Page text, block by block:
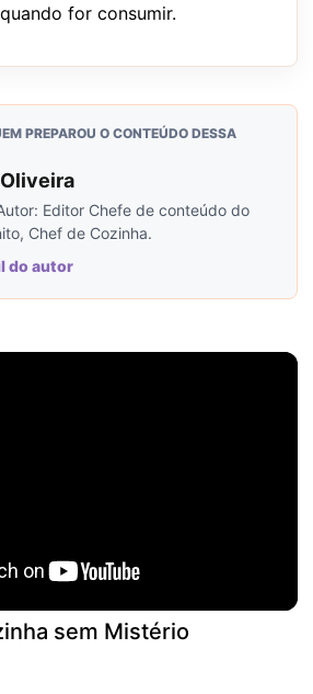
for consumir.
PREPAROU O CONTEÚDO DESSA
Editor Chefe de conteúdo do
Chef de Cozinha.
do autor
sem Mistério